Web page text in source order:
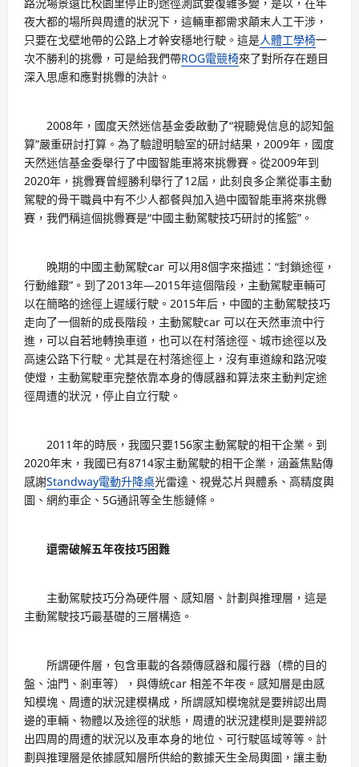
夜大都的場所與周遭的狀況下，這輛車都需求顛末人工干涉，
只要在戈壁地帶的公路上才幹安穩地行駛。這是人體工學椅一
次不勝利的挑釁，可是給我們帶ROG電競椅來了對所存在題目
深入思慮和應對挑釁的決計。
2008年，國度天然迷信基金委啟動了“視聽覺信息的認知盤
算”嚴重研討打算。為了驗證明驗室的研討結果，2009年，國度
天然迷信基金委舉行了中國智能車將來挑釁賽。從2009年到
2020年，挑釁賽曾經勝利舉行了12屆，此刻良多企業從事主動
駕駛的骨干職員中有不少人都餐與加入過中國智能車將來挑釁
賽，我們稱這個挑釁賽是“中國主動駕駛技巧研討的搖籃”。
晚期的中國主動駕駛car 可以用8個字來描述：“封鎖途徑，
行動維艱”。到了2013年—2015年這個階段，主動駕駛車輛可
以在簡略的途徑上遲緩行駛。2015年后，中國的主動駕駛技巧
走向了一個新的成長階段，主動駕駛car 可以在天然車流中行
進，可以自若地轉換車道，也可以在村落途徑、城市途徑以及
高速公路下行駛。尤其是在村落途徑上，沒有車道線和路況唆
使燈，主動駕駛車完整依靠本身的傳感器和算法來主動判定途
徑周遭的狀況，停止自立行駛。
2011年的時辰，我國只要156家主動駕駛的相干企業。到
2020年末，我國已有8714家主動駕駛的相干企業，涵蓋焦點傳
感謝Standway電動升降桌光雷達、視覺芯片與體系、高精度輿
圖、網約車企、5G通訊等全生態鏈條。
還需破解五年夜技巧困難
主動駕駛技巧分為硬件層、感知層、計劃與推理層，這是
主動駕駛技巧最基礎的三層構造。
所謂硬件層，包含車載的各類傳感器和履行器（標的目的
盤、油門、剎車等），與傳統car 相差不年夜。感知層是由感
知模塊、周遭的狀況建模構成，所謂感知模塊就是要辨認出周
邊的車輛、物體以及途徑的狀態，周遭的狀況建模則是要辨認
出四周的周遭的狀況以及車本身的地位、可行駛區域等等。計
劃與推理層是依據感知層所供給的數據天生全局輿圖，讓主動